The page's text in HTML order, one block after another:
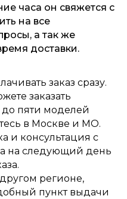
часа он свяжется с
на все
а так же
доставки.
заказ сразу.
заказать
пяти моделей
в Москве и МО.
и консультация с
на следующий день
регионе,
пункт выдачи